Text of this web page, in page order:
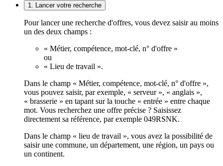
1. Lancer votre recherche
Pour lancer une recherche d'offres, vous devez saisir au moins
un des deux champs :
« Métier, compétence, mot-clé, n° d'offre »
ou
« Lieu de travail ».
Dans le champ « Métier, compétence, mot-clé, n° d'offre »,
vous pouvez saisir, par exemple, « serveur », « anglais »,
« brasserie » en tapant sur la touche « entrée » entre chaque
mot. Vous recherchez une offre précise ? Saisissez
directement sa référence, par exemple 049RSNK.
Dans le champ « lieu de travail », vous avez la possibilité de
saisir une commune, un département, une région, un pays ou
un continent.